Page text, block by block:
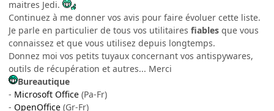
maitres Jedi.
Continuez à me donner vos avis pour faire évoluer cette liste.
Je parle en particulier de tous vos utilitaires fiables que vous
connaissez et que vous utilisez depuis longtemps.
Donnez moi vos petits tuyaux concernant vos antispywares,
outils de récupération et autres... Merci
Bureautique
- Microsoft Office (Pa-Fr)
- OpenOffice (Gr-Fr)